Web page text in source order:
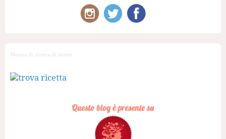
Motore di ricerca di ricette